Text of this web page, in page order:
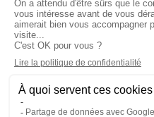
Informations
Climservice